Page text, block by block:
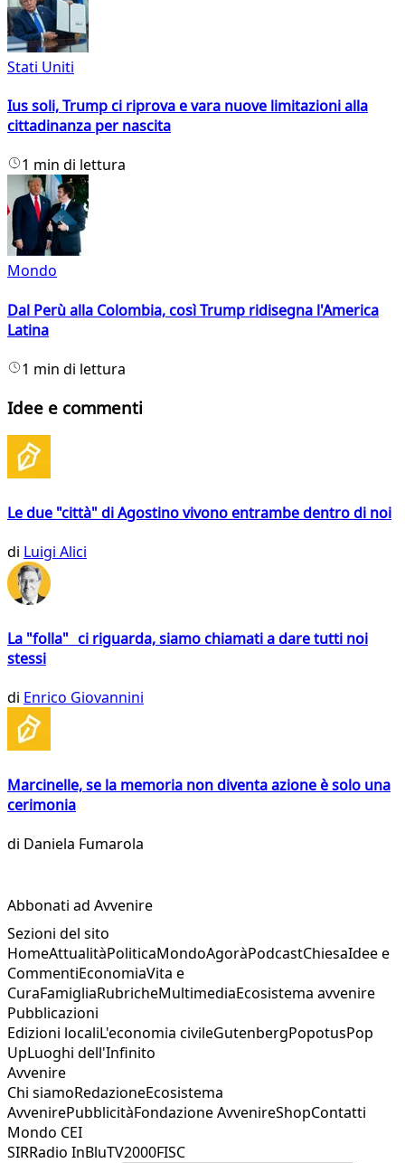
Stati Uniti
Ius soli, Trump ci riprova e vara nuove limitazioni alla
cittadinanza per nascita
1 min di lettura
Mondo
Dal Perù alla Colombia, così Trump ridisegna l'America
Latina
1 min di lettura
Idee e commenti
Le due "città" di Agostino vivono entrambe dentro di noi
di Luigi Alici
La "folla" ci riguarda, siamo chiamati a dare tutti noi
stessi
di Enrico Giovannini
Marcinelle, se la memoria non diventa azione è solo una
cerimonia
di Daniela Fumarola
Abbonati ad Avvenire
Sezioni del sito
HomeAttualitàPoliticaMondoAgoràPodcastChiesaIdee e
CommentiEconomiaVita e
CuraFamigliaRubricheMultimediaEcosistema avvenire
Pubblicazioni
Edizioni localiL'economia civileGutenbergPopotusPop
UpLuoghi dell'Infinito
Avvenire
Chi siamoRedazioneEcosistema
AvvenirePubblicitàFondazione AvvenireShopContatti
Mondo CEI
SIRRadio InBluTV2000FISC